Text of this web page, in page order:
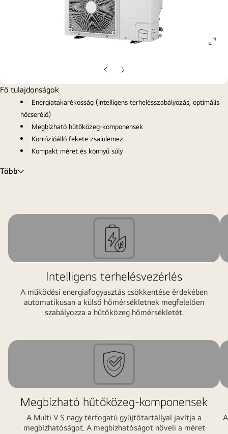
Előző
oldal
Következő
oldal
Fő tulajdonságok
Energiatakarékosság (intelligens terhelésszabályozás, optimális
hőcserélő)
Megbízható hűtőközeg-komponensek
Korrózióálló fekete zsalulemez
Kompakt méret és könnyű súly
Több
Intelligens terhelésvezérlés
A működési energiafogyasztás csökkentése érdekében
automatikusan a külső hőmérsékletnek megfelelően
szabályozza a hűtőközeg hőmérsékletét.
Megbízható hűtőközeg-komponensek
A Multi V S nagy térfogatú gyűjtőtartállyal javítja a
megbízhatóságot. A megbízhatóságot növeli a méret